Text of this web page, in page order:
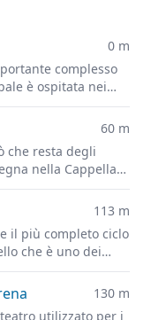
0 m
complesso
è ospitata nei
in Piazza
60 m
che resta degli
nella Cappella
alleati
113 m
il più completo ciclo
che è uno dei
di tutti i tempi
130 m
utilizzato per i